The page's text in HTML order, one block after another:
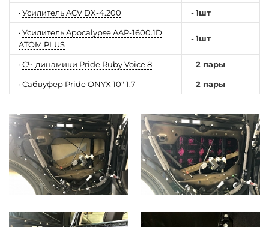
·Усилитель ACV DX-4.200 -1шт
·Усилитель Apocalypse AAP-1600.1D
ATOM PLUS
-1шт
·CЧ динамики Pride Ruby Voice 8 -2 пары
·Сабвуфер Pride ONYX 10" 1.7 -2 пары